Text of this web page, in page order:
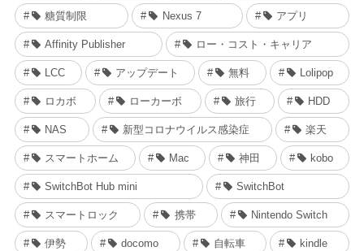
糖質制限 Nexus 7 アプリ
Affinity Publisher ロー・コスト・キャリア
LCC アップデート 無料 Lolipop
ロカボ ローカーボ 旅行 HDD
NAS 新型コロナウイルス感染症 楽天
スマートホーム Mac 神田 kobo
SwitchBot Hub mini SwitchBot
スマートロック 携帯 Nintendo Switch
伊勢 docomo 自転車 kindle